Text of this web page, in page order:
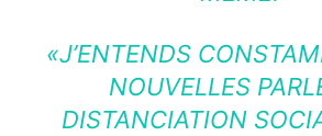
«J’ENTENDS
NOUVELLES
DISTANCIATION